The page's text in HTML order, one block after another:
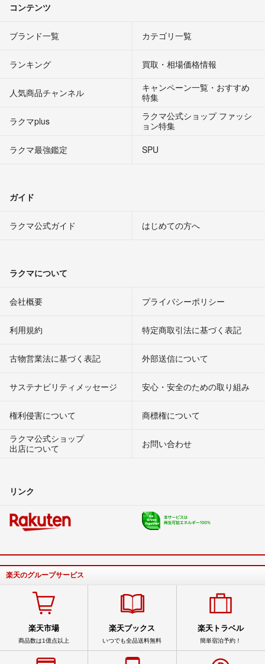
コンテンツ
ブランド一覧 カテゴリ一覧
ランキング 買取・相場価格情報
人気商品チャンネル
キャンペーン一覧・おすすめ
特集
ラクマplus
ラクマ公式ショップ ファッシ
ョン特集
ラクマ最強鑑定
SPU
ガイド
ラクマ公式ガイド はじめての方へ
ラクマについて
会社概要 プライバシーポリシー
利用規約 特定商取引法に基づく表記
古物営業法に基づく表記 外部送信について
サステナビリティメッセージ 安心・安全のための取り組み
権利侵害について
商標権について
ラクマ公式ショップ
出店について
お問い合わせ
リンク
楽天のグループサービス
楽天市場
商品数は1億点以上
楽天ブックス
いつでも全品送料無料
楽天トラベル
簡単宿泊予約！